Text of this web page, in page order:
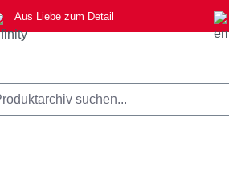
Aus Liebe zum Detail